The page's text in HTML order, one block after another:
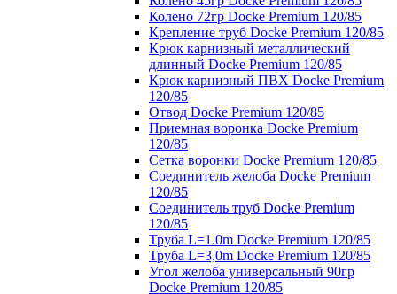
Колено 72гр Docke Premium 120/85
Крепление труб Docke Premium 120/85
Крюк карнизный металлический
длинный Docke Premium 120/85
Крюк карнизный ПВХ Docke Premium
120/85
Отвод Docke Premium 120/85
Приемная воронка Docke Premium
120/85
Сетка воронки Docke Premium 120/85
Соединитель желоба Docke Premium
120/85
Соединитель труб Docke Premium
120/85
Труба L=1.0m Docke Premium 120/85
Труба L=3,0m Docke Premium 120/85
Угол желоба универсальный 90гр
Docke Premium 120/85